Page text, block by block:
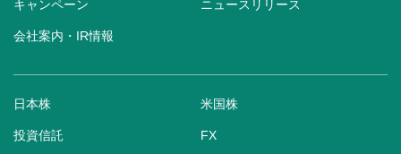
キャンペーン ニュースリリース
会社案内・IR情報
日本株 米国株
投資信託 FX